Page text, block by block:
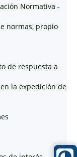
Normativa -
normas, propio
de respuesta a
la expedición de